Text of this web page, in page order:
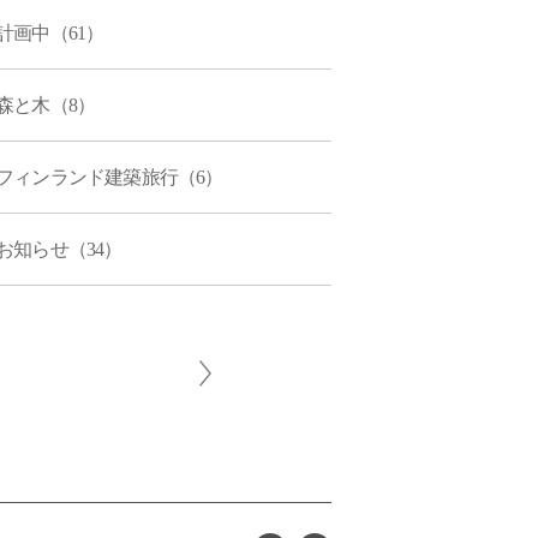
画中（61）
と木（8）
ィンランド建築旅行（6）
知らせ（34）